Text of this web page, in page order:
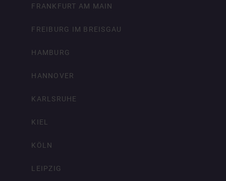
FRANKFURT AM MAIN
FREIBURG IM BREISGAU
HAMBURG
HANNOVER
KARLSRUHE
KIEL
KÖLN
LEIPZIG